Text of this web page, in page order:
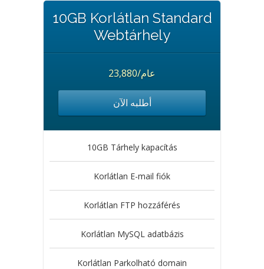
10GB Korlátlan Standard
Webtárhely
23,880/عام
أطلبه الآن
10GB Tárhely kapacítás
Korlátlan E-mail fiók
Korlátlan FTP hozzáférés
Korlátlan MySQL adatbázis
Korlátlan Parkolható domain